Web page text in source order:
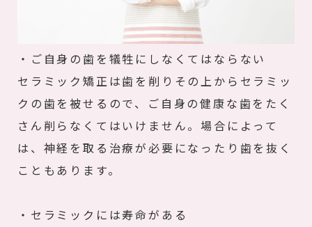
・ご自身の歯を犠牲にしなくてはならない
セラミック矯正は歯を削りその上からセラミッ
クの歯を被せるので、ご自身の健康な歯をたく
さん削らなくてはいけません。場合によって
は、神経を取る治療が必要になったり歯を抜く
こともあります。
・セラミックには寿命がある